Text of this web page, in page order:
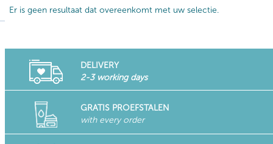
Er is geen resultaat dat overeenkomt met uw selectie.
DELIVERY
2-3 working days
GRATIS PROEFSTALEN
with every order